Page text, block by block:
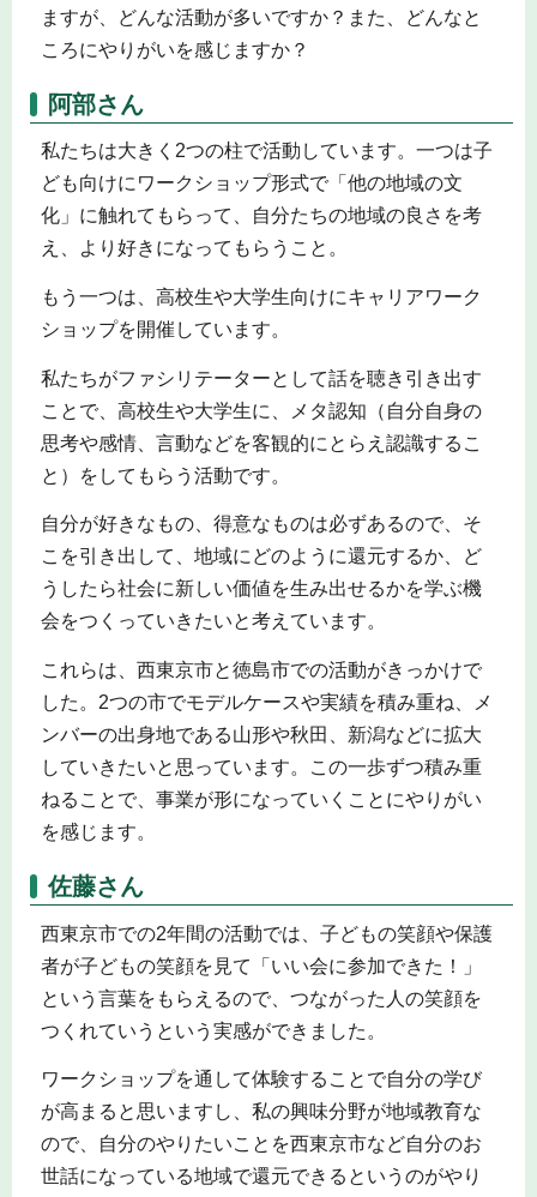
ますが、どんな活動が多いですか？また、どんなと
ころにやりがいを感じますか？
阿部さん
私たちは大きく2つの柱で活動しています。一つは子
ども向けにワークショップ形式で「他の地域の文
化」に触れてもらって、自分たちの地域の良さを考
え、より好きになってもらうこと。
もう一つは、高校生や大学生向けにキャリアワーク
ショップを開催しています。
私たちがファシリテーターとして話を聴き引き出す
ことで、高校生や大学生に、メタ認知（自分自身の
思考や感情、言動などを客観的にとらえ認識するこ
と）をしてもらう活動です。
自分が好きなもの、得意なものは必ずあるので、そ
こを引き出して、地域にどのように還元するか、ど
うしたら社会に新しい価値を生み出せるかを学ぶ機
会をつくっていきたいと考えています。
これらは、西東京市と徳島市での活動がきっかけで
した。2つの市でモデルケースや実績を積み重ね、メ
ンバーの出身地である山形や秋田、新潟などに拡大
していきたいと思っています。この一歩ずつ積み重
ねることで、事業が形になっていくことにやりがい
を感じます。
佐藤さん
西東京市での2年間の活動では、子どもの笑顔や保護
者が子どもの笑顔を見て「いい会に参加できた！」
という言葉をもらえるので、つながった人の笑顔を
つくれていうという実感ができました。
ワークショップを通して体験することで自分の学び
が高まると思いますし、私の興味分野が地域教育な
ので、自分のやりたいことを西東京市など自分のお
世話になっている地域で還元できるというのがやり